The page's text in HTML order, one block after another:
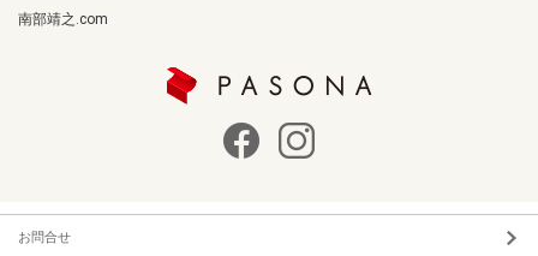
南部靖之.com
お問合せ